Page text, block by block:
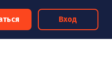
Вход